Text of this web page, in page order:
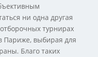
ни одна другая
турнирах
Париже, выбирая для
Благо таких